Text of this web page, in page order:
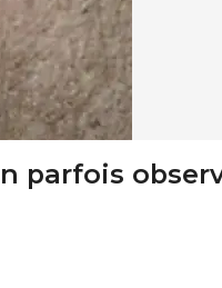
parfois